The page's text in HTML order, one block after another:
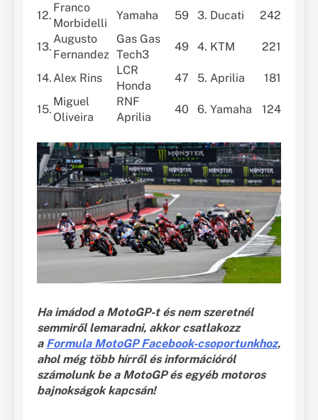
12.
Franco
Morbidelli
Yamaha 59 3. Ducati 242
13.
Augusto
Fernandez
Gas Gas
Tech3
49 4. KTM 221
14.Alex Rins
LCR
Honda
47 5. Aprilia 181
15.
Miguel
Oliveira
RNF
Aprilia
40 6. Yamaha 124
Ha imádod a MotoGP-t és nem szeretnél
semmiről lemaradni, akkor csatlakozz
a Formula MotoGP Facebook-csoportunkhoz,
ahol még több hírről és információról
számolunk be a MotoGP és egyéb motoros
bajnokságok kapcsán!